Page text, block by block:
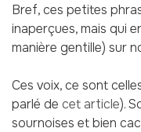
Bref, ces petites
inaperçues, mais qui
manière gentille) sur
Ces voix, ce sont
parlé de cet article).
sournoises et bien